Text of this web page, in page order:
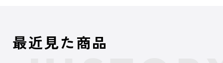
最近見た商品